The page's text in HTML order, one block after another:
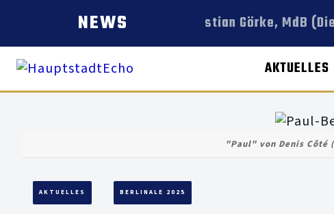
NEWS Christian Görke, MdB
AKTUELLES
"Paul" von Denis Côté
AKTUELLES BERLINALE 2025